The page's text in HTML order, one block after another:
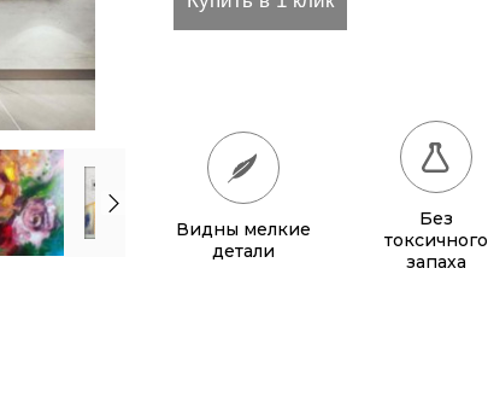
Видны мелкие
детали
Без
токсичного
запаха